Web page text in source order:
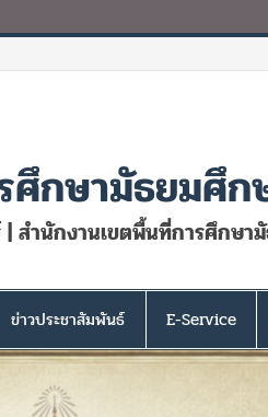
ศึกษามัธยมศึก
สำนักงานเขตพื้นที่การศึกษา
ข่าวประชาสัมพันธ์ E-Service